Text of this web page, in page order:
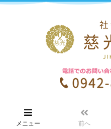
メニュー 前へ